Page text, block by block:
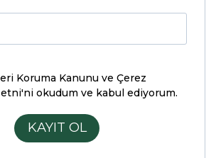
Koruma Kanunu ve Çerez
okudum ve kabul ediyorum.
KAYIT OL